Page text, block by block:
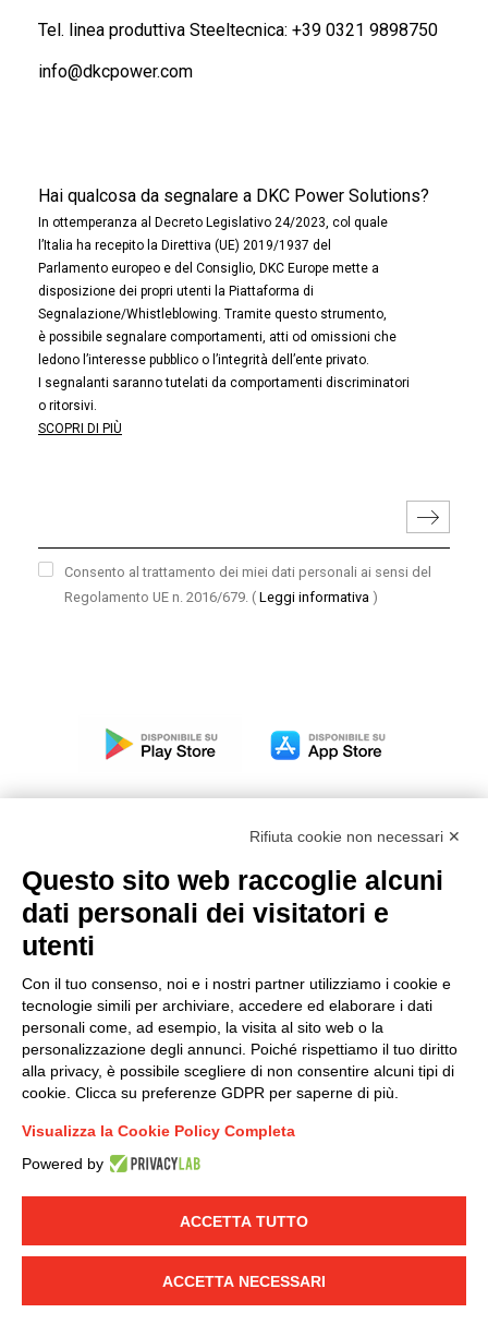
Tel. linea produttiva Steeltecnica: +39 0321 9898750
info@dkcpower.com
Hai qualcosa da segnalare a DKC Power Solutions?
In ottemperanza al Decreto Legislativo 24/2023, col quale
l’Italia ha recepito la Direttiva (UE) 2019/1937 del
Parlamento europeo e del Consiglio, DKC Europe mette a
disposizione dei propri utenti la Piattaforma di
Segnalazione/Whistleblowing. Tramite questo strumento,
è possibile segnalare comportamenti, atti od omissioni che
ledono l’interesse pubblico o l’integrità dell’ente privato.
I segnalanti saranno tutelati da comportamenti discriminatori
o ritorsivi.
SCOPRI DI PIÙ
Consento al trattamento dei miei dati personali ai sensi del
Regolamento UE n. 2016/679. ( Leggi informativa )
LINKEDIN YOUTUBE
© 2019 - DKC Europe - -
Cookie-Yourbiz
Modello organizzativo, gestione e controllo – D. lgs.
231/2001
Condizioni generali di vendita DKC Power Solutions
Condizioni generali di acquisto
Codice etico
Rifiuta cookie non necessari ✕
Questo sito web raccoglie alcuni
dati personali dei visitatori e
utenti
Con il tuo consenso, noi e i nostri partner utilizziamo i cookie e
tecnologie simili per archiviare, accedere ed elaborare i dati
personali come, ad esempio, la visita al sito web o la
personalizzazione degli annunci. Poiché rispettiamo il tuo diritto
alla privacy, è possibile scegliere di non consentire alcuni tipi di
cookie. Clicca su preferenze GDPR per saperne di più.
Visualizza la Cookie Policy Completa
Powered by
ACCETTA TUTTO
ACCETTA NECESSARI